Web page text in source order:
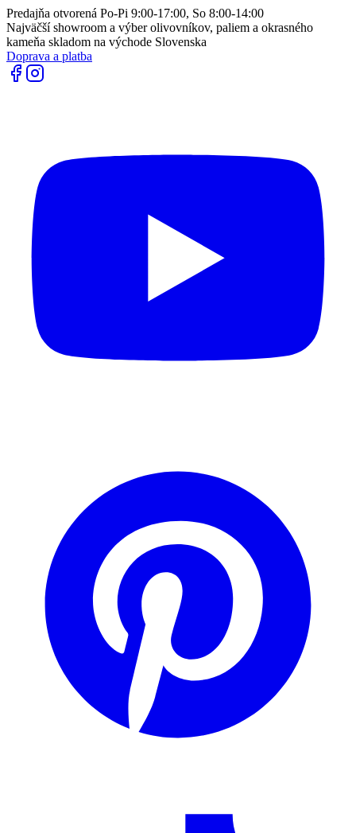
Predajňa otvorená Po-Pi 9:00-17:00, So 8:00-14:00
Najväčší showroom a výber olivovníkov, paliem a okrasného
kameňa skladom na východe Slovenska
Doprava a platba